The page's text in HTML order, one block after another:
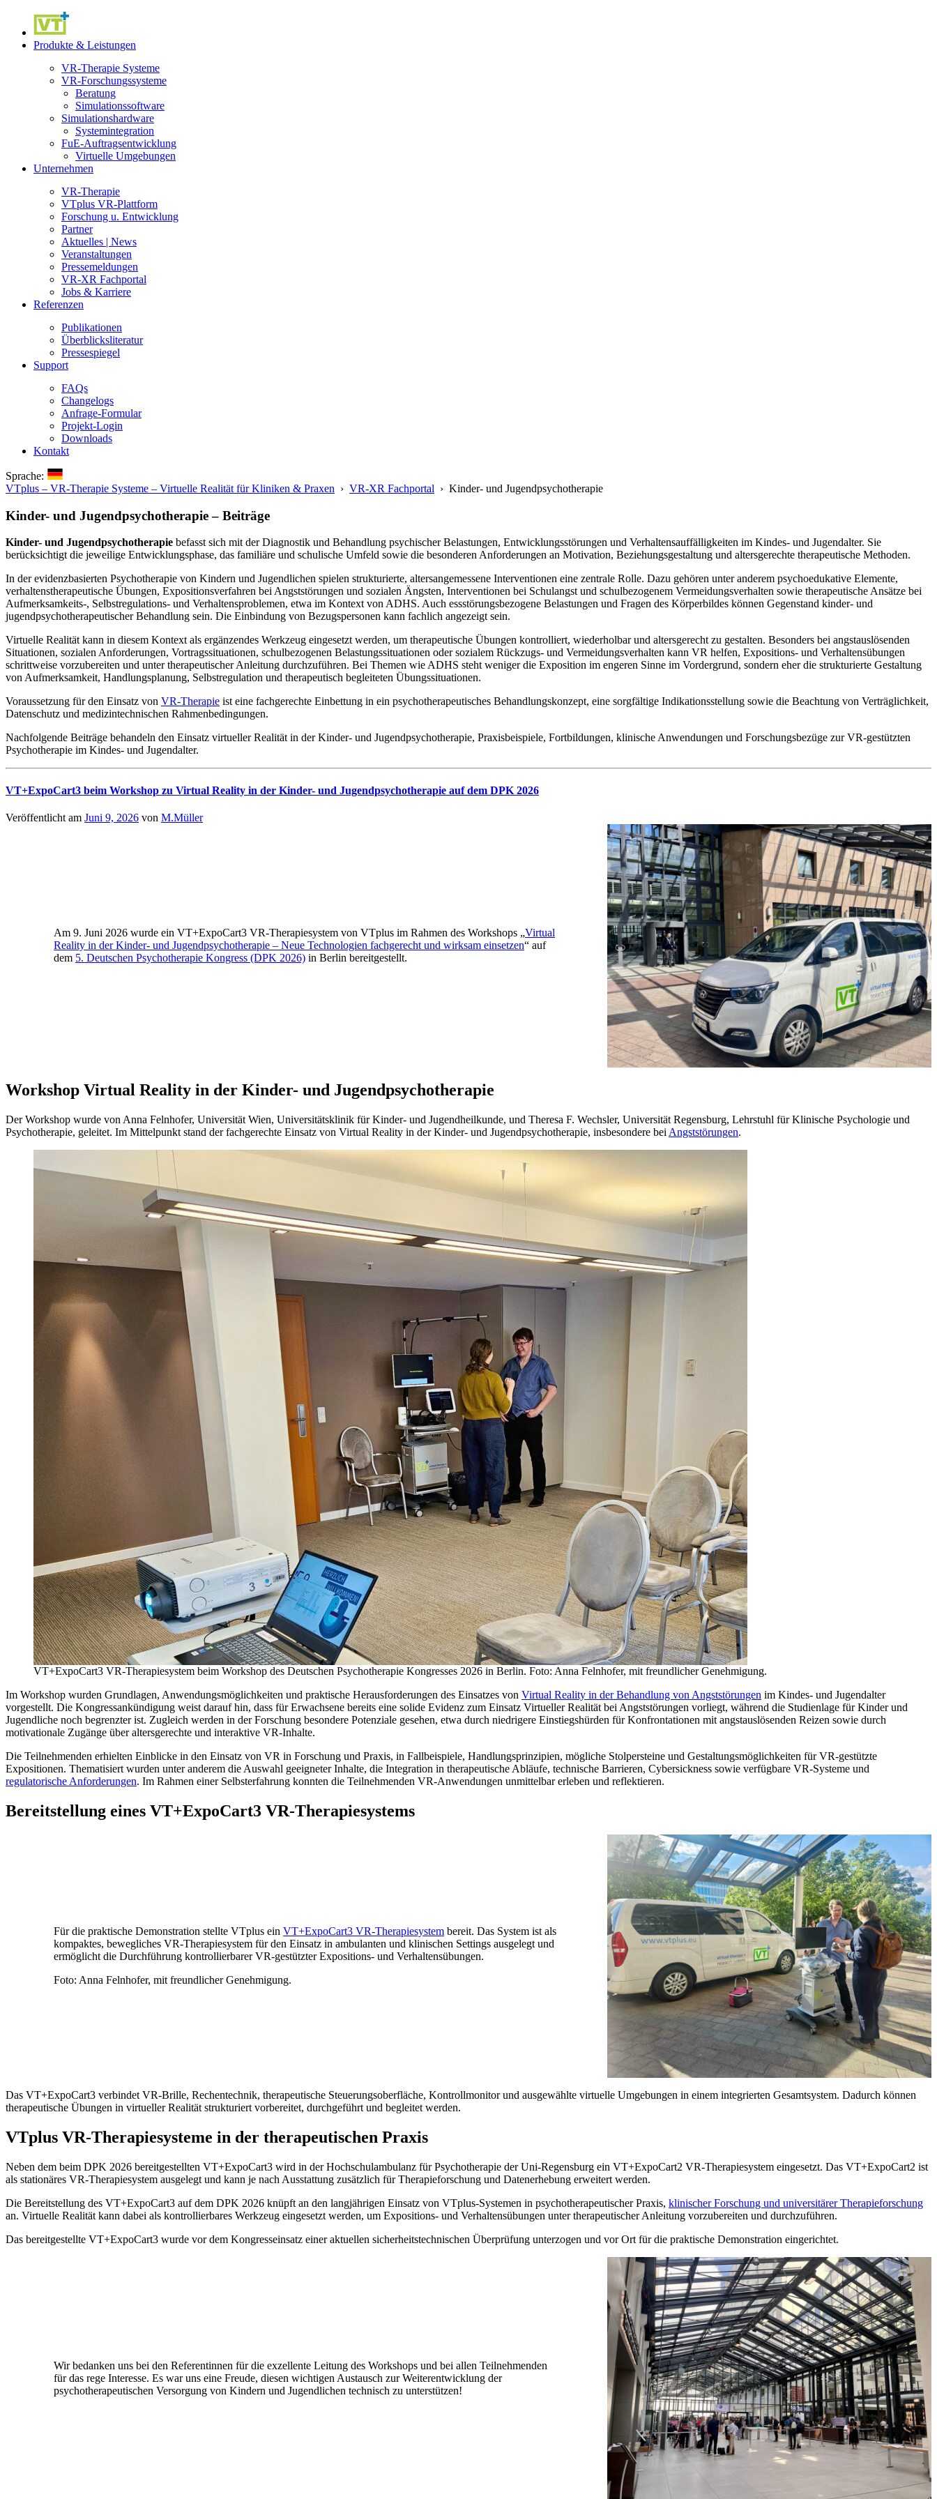
Produkte & Leistungen
VR-Therapie Systeme
VR-Forschungssysteme
Beratung
Simulationssoftware
Simulationshardware
Systemintegration
FuE-Auftragsentwicklung
Virtuelle Umgebungen
Unternehmen
VR-Therapie
VTplus VR-Plattform
Forschung u. Entwicklung
Partner
Aktuelles | News
Veranstaltungen
Pressemeldungen
VR-XR Fachportal
Jobs & Karriere
Referenzen
Publikationen
Überblicksliteratur
Pressespiegel
Support
FAQs
Changelogs
Anfrage-Formular
Projekt-Login
Downloads
Kontakt
Sprache:
VTplus – VR-Therapie Systeme – Virtuelle Realität für Kliniken & Praxen › VR-XR Fachportal › Kinder- und Jugendpsychotherapie
Kinder- und Jugendpsychotherapie – Beiträge
Kinder- und Jugendpsychotherapie befasst sich mit der Diagnostik und Behandlung psychischer Belastungen, Entwicklungsstörungen und Verhaltensauffälligkeiten im Kindes- und Jugendalter. Sie
berücksichtigt die jeweilige Entwicklungsphase, das familiäre und schulische Umfeld sowie die besonderen Anforderungen an Motivation, Beziehungsgestaltung und altersgerechte therapeutische Methoden.
In der evidenzbasierten Psychotherapie von Kindern und Jugendlichen spielen strukturierte, altersangemessene Interventionen eine zentrale Rolle. Dazu gehören unter anderem psychoedukative Elemente,
verhaltenstherapeutische Übungen, Expositionsverfahren bei Angststörungen und sozialen Ängsten, Interventionen bei Schulangst und schulbezogenem Vermeidungsverhalten sowie therapeutische Ansätze bei
Aufmerksamkeits-, Selbstregulations- und Verhaltensproblemen, etwa im Kontext von ADHS. Auch essstörungsbezogene Belastungen und Fragen des Körperbildes können Gegenstand kinder- und
jugendpsychotherapeutischer Behandlung sein. Die Einbindung von Bezugspersonen kann fachlich angezeigt sein.
Virtuelle Realität kann in diesem Kontext als ergänzendes Werkzeug eingesetzt werden, um therapeutische Übungen kontrolliert, wiederholbar und altersgerecht zu gestalten. Besonders bei angstauslösenden
Situationen, sozialen Anforderungen, Vortragssituationen, schulbezogenen Belastungssituationen oder sozialem Rückzugs- und Vermeidungsverhalten kann VR helfen, Expositions- und Verhaltensübungen
schrittweise vorzubereiten und unter therapeutischer Anleitung durchzuführen. Bei Themen wie ADHS steht weniger die Exposition im engeren Sinne im Vordergrund, sondern eher die strukturierte Gestaltung
von Aufmerksamkeit, Handlungsplanung, Selbstregulation und therapeutisch begleiteten Übungssituationen.
Voraussetzung für den Einsatz von VR-Therapie ist eine fachgerechte Einbettung in ein psychotherapeutisches Behandlungskonzept, eine sorgfältige Indikationsstellung sowie die Beachtung von Verträglichkeit,
Datenschutz und medizintechnischen Rahmenbedingungen.
Nachfolgende Beiträge behandeln den Einsatz virtueller Realität in der Kinder- und Jugendpsychotherapie, Praxisbeispiele, Fortbildungen, klinische Anwendungen und Forschungsbezüge zur VR-gestützten
Psychotherapie im Kindes- und Jugendalter.
VT+ExpoCart3 beim Workshop zu Virtual Reality in der Kinder- und Jugendpsychotherapie auf dem DPK 2026
Veröffentlicht am Juni 9, 2026 von M.Müller
Am 9. Juni 2026 wurde ein VT+ExpoCart3 VR-Therapiesystem von VTplus im Rahmen des Workshops „Virtual
Reality in der Kinder- und Jugendpsychotherapie – Neue Technologien fachgerecht und wirksam einsetzen“ auf
dem 5. Deutschen Psychotherapie Kongress (DPK 2026) in Berlin bereitgestellt.
Workshop Virtual Reality in der Kinder- und Jugendpsychotherapie
Der Workshop wurde von Anna Felnhofer, Universität Wien, Universitätsklinik für Kinder- und Jugendheilkunde, und Theresa F. Wechsler, Universität Regensburg, Lehrstuhl für Klinische Psychologie und
Psychotherapie, geleitet. Im Mittelpunkt stand der fachgerechte Einsatz von Virtual Reality in der Kinder- und Jugendpsychotherapie, insbesondere bei Angststörungen.
VT+ExpoCart3 VR-Therapiesystem beim Workshop des Deutschen Psychotherapie Kongresses 2026 in Berlin. Foto: Anna Felnhofer, mit freundlicher Genehmigung.
Im Workshop wurden Grundlagen, Anwendungsmöglichkeiten und praktische Herausforderungen des Einsatzes von Virtual Reality in der Behandlung von Angststörungen im Kindes- und Jugendalter
vorgestellt. Die Kongressankündigung weist darauf hin, dass für Erwachsene bereits eine solide Evidenz zum Einsatz Virtueller Realität bei Angststörungen vorliegt, während die Studienlage für Kinder und
Jugendliche noch begrenzter ist. Zugleich werden in der Forschung besondere Potenziale gesehen, etwa durch niedrigere Einstiegshürden für Konfrontationen mit angstauslösenden Reizen sowie durch
motivationale Zugänge über altersgerechte und interaktive VR-Inhalte.
Die Teilnehmenden erhielten Einblicke in den Einsatz von VR in Forschung und Praxis, in Fallbeispiele, Handlungsprinzipien, mögliche Stolpersteine und Gestaltungsmöglichkeiten für VR-gestützte
Expositionen. Thematisiert wurden unter anderem die Auswahl geeigneter Inhalte, die Integration in therapeutische Abläufe, technische Barrieren, Cybersickness sowie verfügbare VR-Systeme und
regulatorische Anforderungen. Im Rahmen einer Selbsterfahrung konnten die Teilnehmenden VR-Anwendungen unmittelbar erleben und reflektieren.
Bereitstellung eines VT+ExpoCart3 VR-Therapiesystems
Für die praktische Demonstration stellte VTplus einVT+ExpoCart3 VR-Therapiesystem bereit. Das System ist als
kompaktes, bewegliches VR-Therapiesystem für den Einsatz in ambulanten und klinischen Settings ausgelegt und
ermöglicht die Durchführung kontrollierbarer VR-gestützter Expositions- und Verhaltensübungen.
Foto: Anna Felnhofer, mit freundlicher Genehmigung.
Das VT+ExpoCart3 verbindet VR-Brille, Rechentechnik, therapeutische Steuerungsoberfläche, Kontrollmonitor und ausgewählte virtuelle Umgebungen in einem integrierten Gesamtsystem. Dadurch können
therapeutische Übungen in virtueller Realität strukturiert vorbereitet, durchgeführt und begleitet werden.
VTplus VR-Therapiesysteme in der therapeutischen Praxis
Neben dem beim DPK 2026 bereitgestellten VT+ExpoCart3 wird in der Hochschulambulanz für Psychotherapie der Uni-Regensburg ein VT+ExpoCart2 VR-Therapiesystem eingesetzt. Das VT+ExpoCart2 ist
als stationäres VR-Therapiesystem ausgelegt und kann je nach Ausstattung zusätzlich für Therapieforschung und Datenerhebung erweitert werden.
Die Bereitstellung des VT+ExpoCart3 auf dem DPK 2026 knüpft an den langjährigen Einsatz von VTplus-Systemen in psychotherapeutischer Praxis, klinischer Forschung und universitärer Therapieforschung
an. Virtuelle Realität kann dabei als kontrollierbares Werkzeug eingesetzt werden, um Expositions- und Verhaltensübungen unter therapeutischer Anleitung vorzubereiten und durchzuführen.
Das bereitgestellte VT+ExpoCart3 wurde vor dem Kongresseinsatz einer aktuellen sicherheitstechnischen Überprüfung unterzogen und vor Ort für die praktische Demonstration eingerichtet.
Wir bedanken uns bei den Referentinnen für die exzellente Leitung des Workshops und bei allen Teilnehmenden
für das rege Interesse. Es war uns eine Freude, diesen wichtigen Austausch zur Weiterentwicklung der
psychotherapeutischen Versorgung von Kindern und Jugendlichen technisch zu unterstützen!